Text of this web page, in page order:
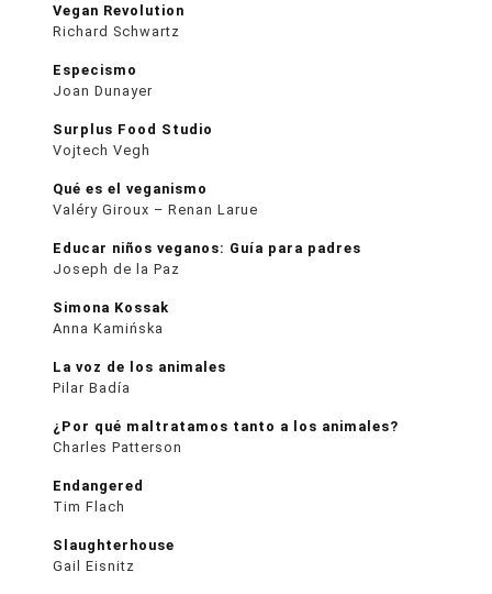
Vegan Revolution
Richard Schwartz
Especismo
Joan Dunayer
Surplus Food Studio
Vojtech Vegh
Qué es el veganismo
Valéry Giroux – Renan Larue
Educar niños veganos: Guía para padres
Joseph de la Paz
Simona Kossak
Anna Kamińska
La voz de los animales
Pilar Badía
¿Por qué maltratamos tanto a los animales?
Charles Patterson
Endangered
Tim Flach
Slaughterhouse
Gail Eisnitz